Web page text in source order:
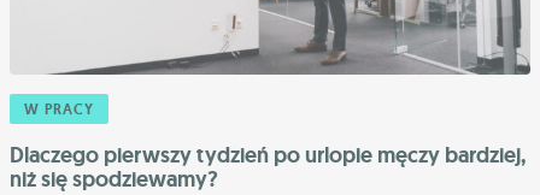
W PRACY
Dlaczego pierwszy tydzień po urlopie męczy bardziej,
niż się spodziewamy?